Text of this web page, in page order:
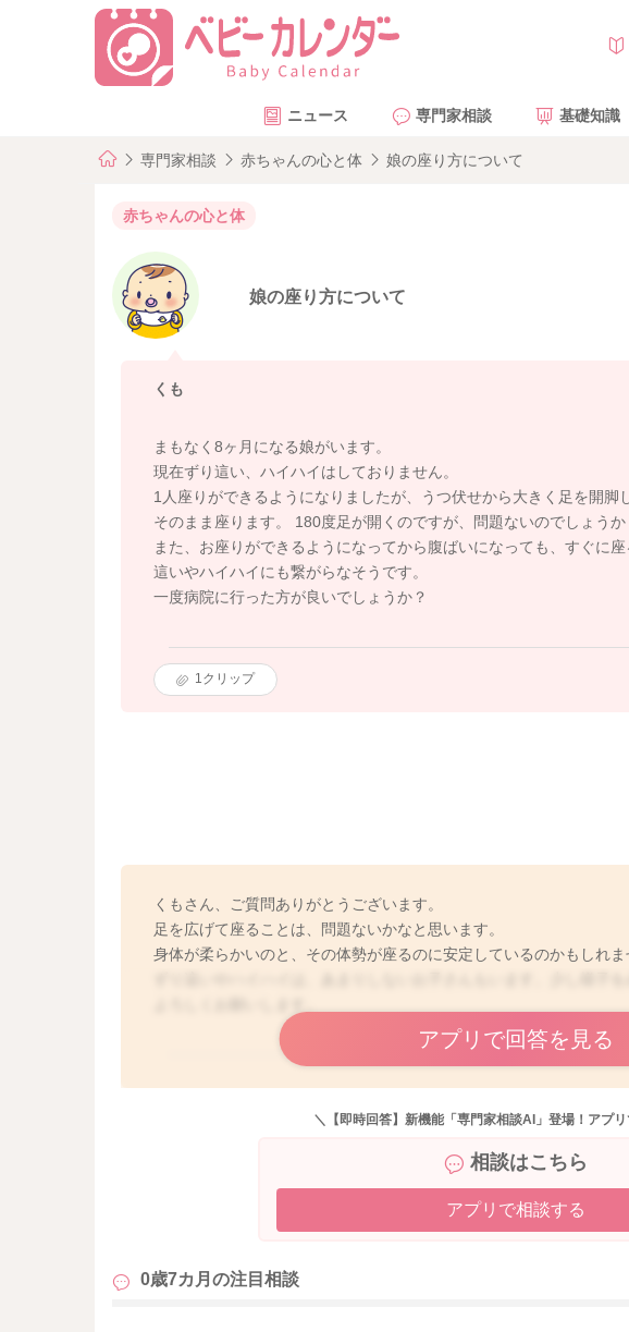
ニュース 専門家相談 基礎知識
専門家相談 赤ちゃんの心と体 娘の座り方について
赤ちゃんの心と体
娘の座り方について
くも
まもなく8ヶ月になる娘がいます。
現在ずり這い、ハイハイはしておりません。
1人座りができるようになりましたが、うつ伏せから大きく足を開脚
そのまま座ります。 180度足が開くのですが、問題ないのでしょうか
また、お座りができるようになってから腹ばいになっても、すぐに
這いやハイハイにも繋がらなそうです。
一度病院に行った方が良いでしょうか？
1クリップ
くもさん、ご質問ありがとうございます。
足を広げて座ることは、問題ないかなと思います。
身体が柔らかいのと、その体勢が座るのに安定しているのかもしれま
アプリで回答を見る
＼【即時回答】新機能「専門家相談AI」登場！アプ
相談はこちら
アプリで相談する
0歳7カ月の注目相談